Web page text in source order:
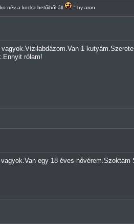
név a kocka betűiből áll ." by aron
1
rólam!
egy 18 éves